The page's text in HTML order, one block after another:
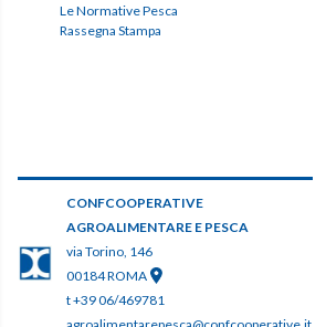
CONFCOOPERATIVE
AGROALIMENTARE E PESCA
via Torino, 146
00184 ROMA
t +39 06/469781
Le Normative Pesca
Rassegna Stampa